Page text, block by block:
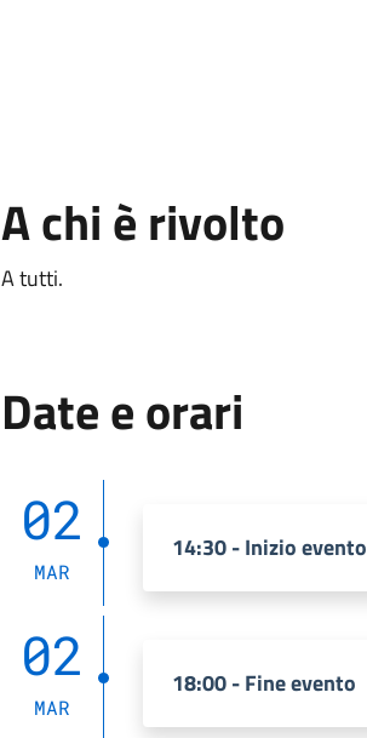
A chi è rivolto
A tutti.
Date e orari
02
MAR
14:30 - Inizio evento
02
MAR
18:00 - Fine evento